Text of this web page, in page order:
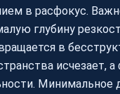
в расфокус.
глубину
в
исчезает,
Минимальное